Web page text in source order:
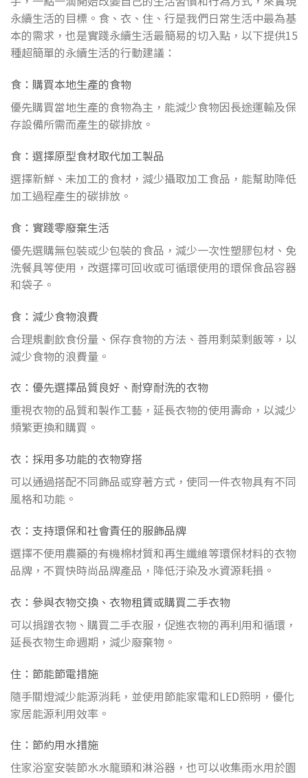
永續生活的目標。食、衣、住、行是我們日常生活中最為基
本的需求，也是實踐永續生活最簡易的切入點，以下提供15
種超簡單的永續生活的行動建議：
食：購買本地生產的食物
優先購買當地生產的食物為主，能減少食物因長途運輸及保
存設備所需而產生的碳排放。
食：選擇原型食材取代加工製品
選擇新鮮、未加工的食材，減少攝取加工食品，能幫助降低
加工過程產生的碳排放。
食：實踐零廢棄生活
優先選購無包裝或少包裝的食品，減少一次性塑膠包材、免
洗餐具等使用，改選擇可回收或可循環使用的環保食品容器
和袋子。
食：減少食物浪費
合理規劃飲食份量、保存食物的方法、善用剩菜剩飯等，以
減少食物的浪費量。
衣：優先選擇品質良好、耐穿耐洗的衣物
重視衣物的品質和製作工藝，延長衣物的使用壽命，以減少
頻繁更換和購買。
衣：採用多功能的衣物穿搭
可以通過搭配不同飾品或穿著方式，使同一件衣物具有不同
風格和功能。
衣：支持環保和社會責任的服飾品牌
選擇不使用農藥的有機棉材質和再生纖維等環保材料的衣物
品牌，不買快時尚品牌產品，降低汙染及水資源耗損。
衣：參與衣物交換、衣物租賃或購買二手衣物
可以捐蹭衣物、購買二手衣服，促進衣物的再利用和循環，
延長衣物生命週期，減少廢棄物。
住：節能節電措施
隨手關燈減少能源消耗，並使用節能家電和LED照明，優化
家居能源利用效率。
住：節約用水措施
住家浴室安裝節水水龍頭和淋浴器，也可以收集雨水用於園